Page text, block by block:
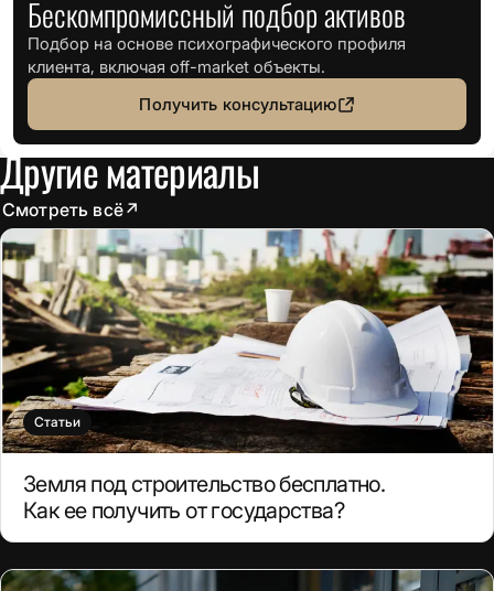
Бескомпромиссный подбор активов
Подбор на основе психографического профиля
клиента, включая off-market объекты.
Получить консультацию
Другие материалы
Смотреть всё↗
Статьи
Земля под строительство бесплатно.
Как ее получить от государства?